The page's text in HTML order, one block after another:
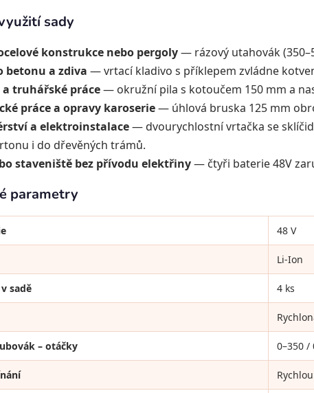
sady
konstrukce nebo pergoly— rázový utahovák
betonu a zdiva — vrtací kladivo s příklepem zvládne
a truhářské práce— okružní pila s kotoučem 150 mm a
práce a opravy karoserie— úhlová bruska 125 mm
a elektroinstalace— dvourychlostní vrtačka se
i do dřevěných trámů.
staveniště bez přívodu elektřiny— čtyři baterie 48V
parametry
48 V
Li-Ion
sadě 4 ks
– otáčky 0–350 /